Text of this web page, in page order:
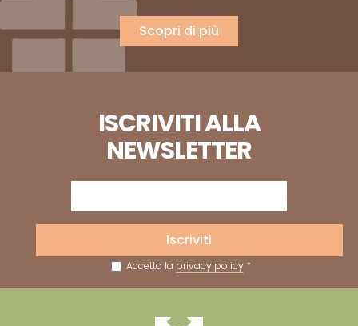
Scopri di più
ISCRIVITI ALLA
NEWSLETTER
Accetto la privacy policy*
Iscriviti